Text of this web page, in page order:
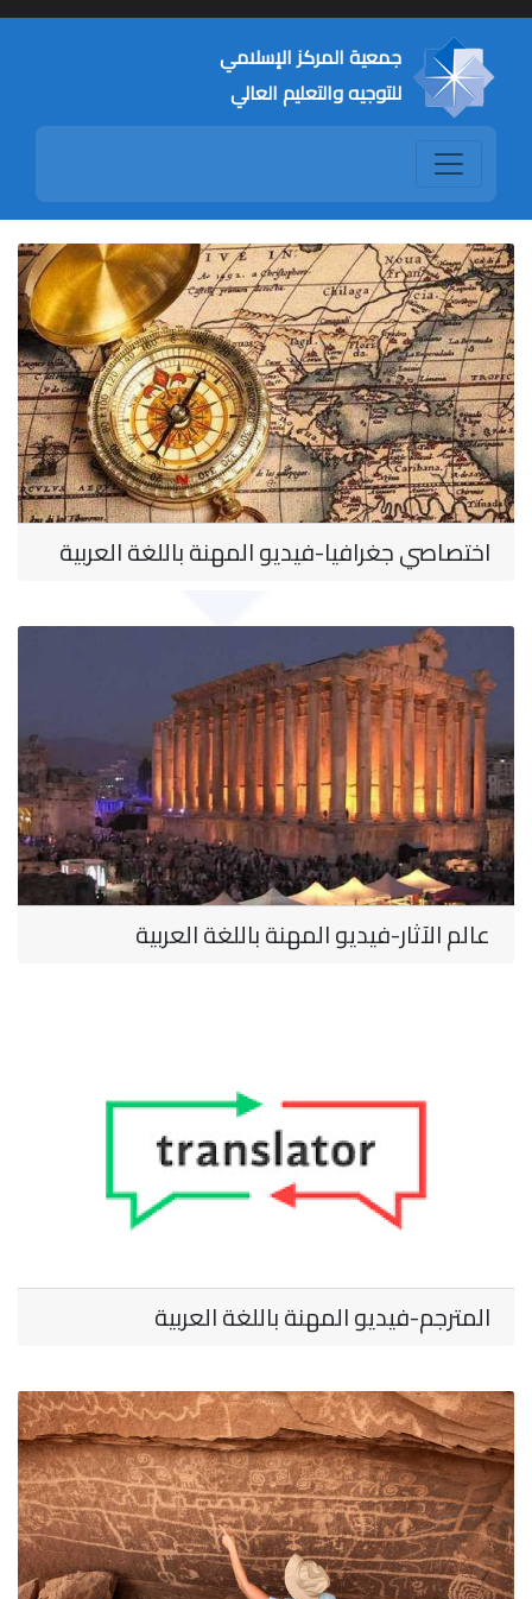
جمعية المركز الإسلامي
للتوجيه والتعليم العالي
اختصاصي جغرافيا-فيديو المهنة باللغة العربية
عالم الآثار-فيديو المهنة باللغة العربية
المترجم-فيديو المهنة باللغة العربية